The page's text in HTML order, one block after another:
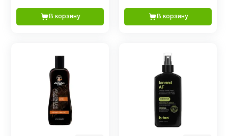
В корзину В корзину